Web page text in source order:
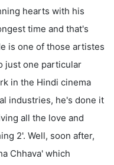
hearts with his
time and that's
is one of those artistes
just one particular
in the Hindi cinema
industries, he's done it
all the love and
2'. Well, soon after,
Chhava' which